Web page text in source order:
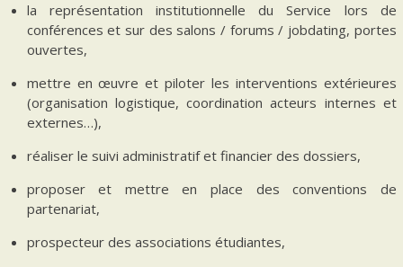
la représentation institutionnelle du Service lors de
conférences et sur des salons / forums / jobdating, portes
ouvertes,
mettre en œuvre et piloter les interventions extérieures
(organisation logistique, coordination acteurs internes et
externes…),
réaliser le suivi administratif et financier des dossiers,
proposer et mettre en place des conventions de
partenariat,
prospecteur des associations étudiantes,